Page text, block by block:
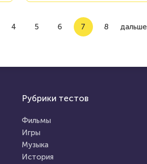
4 5 6 7 8 дальше
Рубрики тестов
Фильмы
Игры
Музыка
История